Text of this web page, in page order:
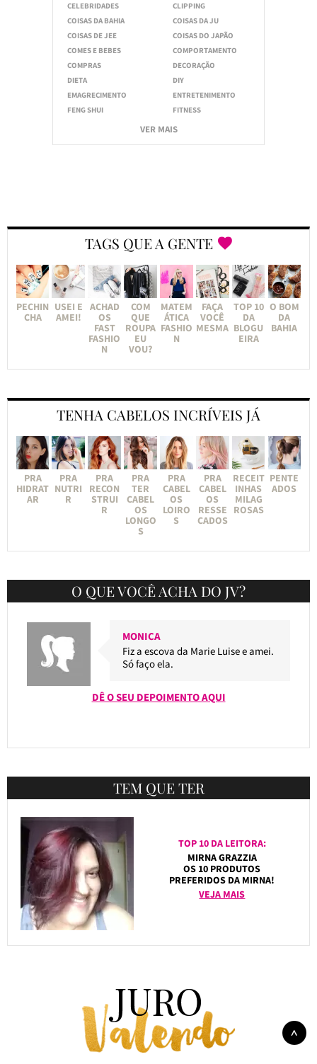
CELEBRIDADES
CLIPPING
COISAS DA BAHIA
COISAS DA JU
COISAS DE JEE
COISAS DO JAPÃO
COMES E BEBES
COMPORTAMENTO
COMPRAS
DECORAÇÃO
DIETA
DIY
EMAGRECIMENTO
ENTRETENIMENTO
FENG SHUI
FITNESS
VER MAIS
TAGS QUE A GENTE
PECHIN
CHA
USEI E
AMEI!
ACHAD
OS
FAST
FASHIO
N
COM
QUE
ROUPA
EU
VOU?
MATEM
ÁTICA
FASHIO
N
FAÇA
VOCÊ
MESMA
TOP 10
DA
BLOGU
EIRA
O BOM
DA
BAHIA
TENHA CABELOS INCRÍVEIS JÁ
PRA
HIDRAT
AR
PRA
NUTRI
R
PRA
RECON
STRUI
R
PRA
TER
CABEL
OS
LONGO
S
PRA
CABEL
OS
LOIRO
S
PRA
CABEL
OS
RESSE
CADOS
RECEIT
INHAS
MILAG
ROSAS
PENTE
ADOS
O QUE VOCÊ ACHA DO JV?
MONICA
Fiz a escova da Marie Luise e amei.
Só faço ela.
DÊ O SEU DEPOIMENTO AQUI
TEM QUE TER
TOP 10 DA LEITORA:
MIRNA GRAZZIA
OS 10 PRODUTOS
PREFERIDOS DA MIRNA!
VEJA MAIS